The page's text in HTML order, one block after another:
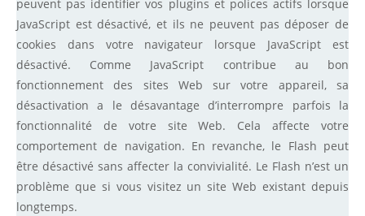
peuvent pas identifier vos plugins et polices actifs lorsque
JavaScript est désactivé, et ils ne peuvent pas déposer de
cookies dans votre navigateur lorsque JavaScript est
désactivé. Comme JavaScript contribue au bon
fonctionnement des sites Web sur votre appareil, sa
désactivation a le désavantage d’interrompre parfois la
fonctionnalité de votre site Web. Cela affecte votre
comportement de navigation. En revanche, le Flash peut
être désactivé sans affecter la convivialité. Le Flash n’est un
problème que si vous visitez un site Web existant depuis
longtemps.